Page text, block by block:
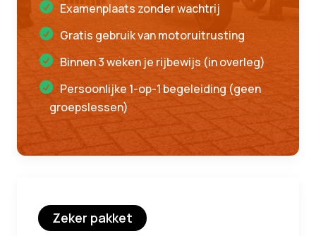
Examenplaats zonder wachtrij
Gratis gebruik van motoruitrusting
Binnen 3 weken je rijbewijs (in overleg)
Persoonlijke 1-op-1 begeleiding (geen
groepslessen)
Zeker pakket